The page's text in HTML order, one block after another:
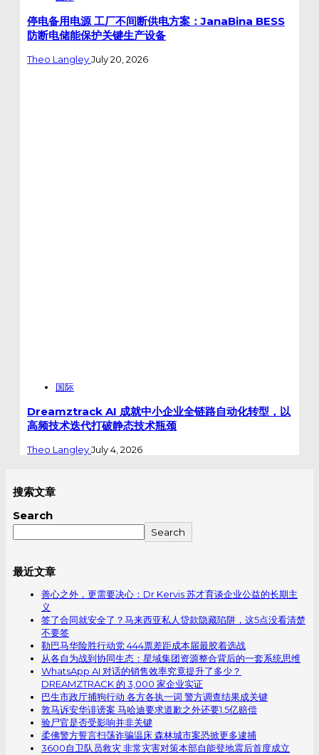
停电备用电源 工厂不间断供电方案：JanaBina BESS
防断电储能保护关键生产设备
Theo LangleyJuly 20, 2026
国际
Dreamztrack AI 成就中小企业全链路自动化转型，以
高频技术迭代打破静态技术瓶颈
Theo LangleyJuly 4, 2026
搜索文章
Search
Search
最近文章
善心之外，更需要决心：Dr Kervis 苏才育谈企业公益的长期主
义
签了合同就安全了？马来西亚私人贷款隐藏陷阱，这5点没看清楚
不要签
勒巴马华险胜行动党 444票差距成本届最胶着选战
从各自为战到协同生态：星域集团资源整合背后的一套系统思维
WhatsApp AI 对话的销售效率究竟提升了多少？
DREAMZTRACK 的 3,000 家企业实证
巴生市政厅捕狗行动 各方各执一词 警方调查结果成关键
敦马诉安华诽谤案 马哈迪要求道歉之外还要1.5亿赔偿
验尸官是否受影响并非关键
柔佛警方誓言扫荡诈骗温床 森林城市案恐掀更多逮捕
3600自卫队员救灾 非常灾害对策本部自能登地震后首度成立